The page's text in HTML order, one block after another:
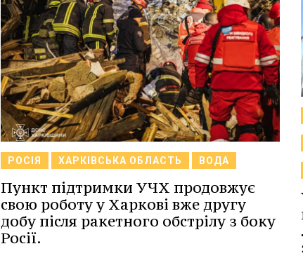
РОСІЯ ХАРКІВСЬКА ОБЛАСТЬ ВОДА
Пункт підтримки УЧХ продовжує
свою роботу у Харкові вже другу
добу після ракетного обстрілу з боку
Росії.